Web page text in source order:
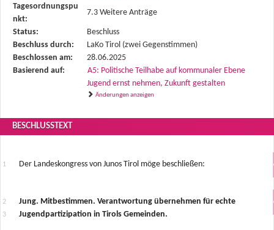
Tabelle
beschreibt
den
Status,
die
Antragstellerin
zum
Antrag
Tagesordnungspu
nkt:
7.3 Weitere Anträge
Status:
Beschluss
Beschluss durch:
LaKo Tirol (zwei Gegenstimmen)
Beschlossen am:
28.06.2025
Basierend auf:
A5: Politische Teilhabe auf kommunaler Ebene
Jugend ernst nehmen, Zukunft gestalten
Änderungen anzeigen
BESCHLUSSTEXT
Der Landeskongress von Junos Tirol möge beschließen:
Jung. Mitbestimmen. Verantwortung übernehmen für echte
Jugendpartizipation in Tirols Gemeinden.